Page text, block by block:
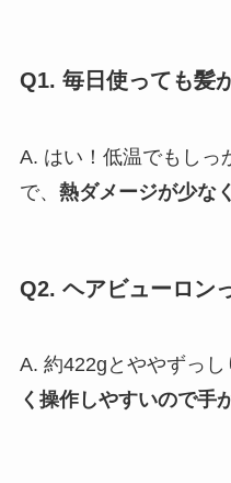
Q1. 毎日使っても髪
A. はい！低温でもしっ
で、 熱ダメージが少な
Q2. ヘアビューロン
A. 約422gとややずっし
く操作しやすいので手